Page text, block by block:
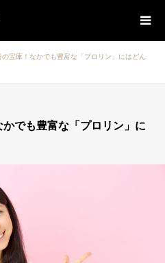
宝庫！なかでも豊富な「プロリン」にはどん
でも豊富な「プロリン」に